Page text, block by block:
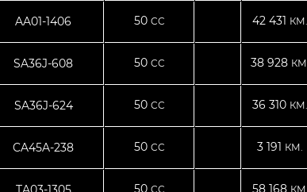
AA01-1406 50 CC 42 431 КМ.
SA36J-608 50 CC 38 928 КМ.
SA36J-624 50 CC 36 310 КМ.
CA45A-238 50 CC 3 191 КМ.
50 CC 58 168 КМ.